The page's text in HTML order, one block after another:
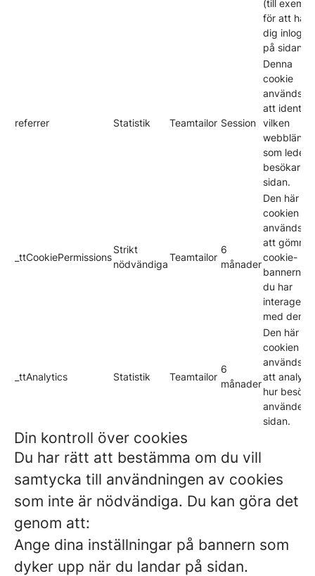
(till
för att hålla
dig
på sidan).
referrer Statistik Teamtailor Session
Denna
cookie
används
att
vilken
webblänk
som leder
besökarna
sidan.
_ttCookiePermissions
Strikt
nödvändiga
Teamtailor
6
månader
Den här
cookien
används
att gömma
cookie-
bannern
du har
interagerat
med den.
_ttAnalytics Statistik Teamtailor
6
månader
Den här
cookien
används
att
hur
använder
sidan.
Din kontroll över cookies
Du har rätt att bestämma om du vill
samtycka till användningen av cookies
som inte är nödvändiga. Du kan göra det
genom att:
Ange dina inställningar på bannern som
dyker upp när du landar på sidan.